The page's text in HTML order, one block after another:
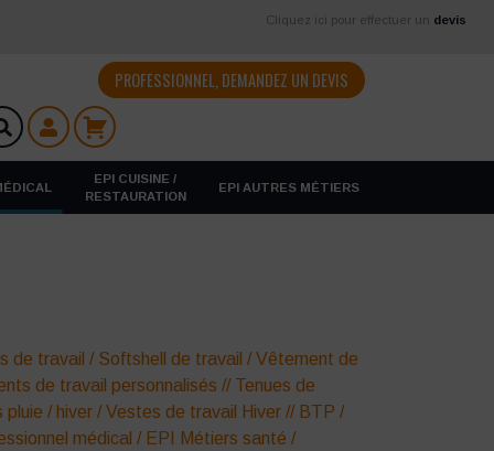
Cliquez ici pour effectuer un devis
PROFESSIONNEL, DEMANDEZ UN DEVIS
EPI CUISINE /
RESTAURATION
EPI AUTRES MÉTIERS
de travail / Softshell de travail /Vêtement de
de travail personnalisés // Tenues de
/ hiver /Vestes de travail Hiver // BTP /
médical / EPI Métiers santé /